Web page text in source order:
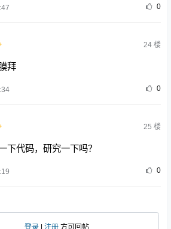
0
24楼
拜
0
25 楼
下代码，研究一下吗？
0
登录 | 注册 方可回帖